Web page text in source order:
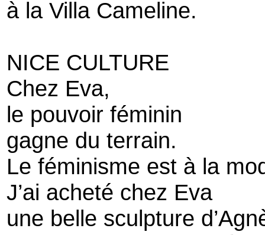
à la Villa Cameline.
NICE CULTURE
Chez Eva,
le pouvoir féminin
gagne du terrain.
Le féminisme est à la
J’ai acheté chez Eva
une belle sculpture